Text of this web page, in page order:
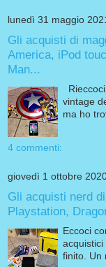
lunedì 31 maggio
Gli acquisti di
America, iPod
Man...
vintage
ma ho
4 commenti:
giovedì 1 ottobre
Gli acquisti nerd
Playstation,
Eccoci
finito. Un